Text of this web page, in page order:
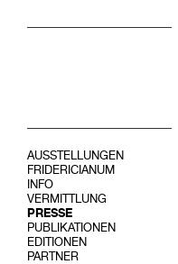
AUSSTELLUNGEN
FRIDERICIANUM
INFO
VERMITTLUNG
PRESSE
PUBLIKATIONEN
EDITIONEN
PARTNER